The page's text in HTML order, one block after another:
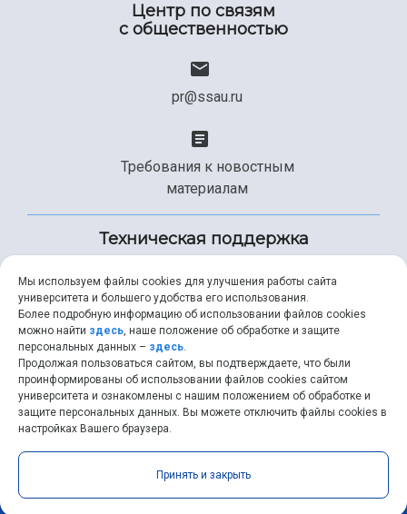
Центр по связям
с общественностью
pr@ssau.ru
Требования к новостным
материалам
Техническая поддержка
+7 (846) 267-49-99
help@ssau.ru
Самарский университет © 2026 |ssau.ru
RSS
Мы используем файлы cookies для улучшения работы сайта
университета и большего удобства его использования.
Более подробную информацию об использовании файлов cookies
можно найти здесь, наше положение об обработке и защите
персональных данных – здесь.
Продолжая пользоваться сайтом, вы подтверждаете, что были
проинформированы об использовании файлов cookies сайтом
университета и ознакомлены с нашим положением об обработке и
защите персональных данных. Вы можете отключить файлы cookies в
настройках Вашего браузера.
Принять и закрыть